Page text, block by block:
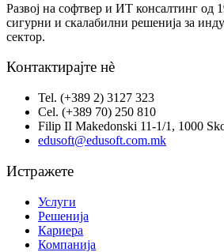
Развој на софтвер и ИТ консалтинг од
сигурни и скалабилни решенија за
сектор.
Контактирајте нè
Tel. (+389 2) 3127 323
Cel. (+389 70) 250 810
Filip II Makedonski 11-1/1, 1000
edusoft@edusoft.com.mk
Истражете
Услуги
Решенија
Кариера
Компанија